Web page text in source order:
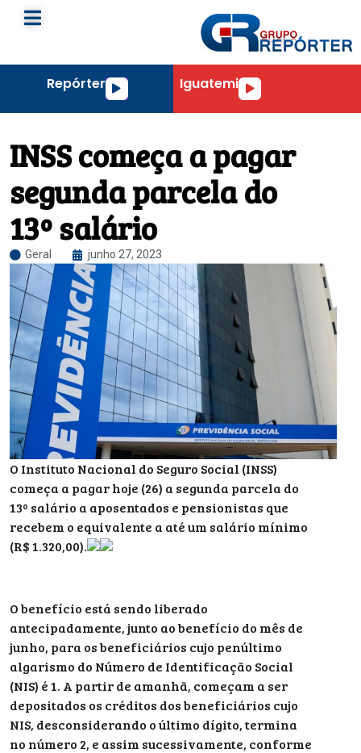
RepórterTocador
IguatemiTocador
INSS começa a pagar
segunda parcela do
13º salário
Geral junho 27, 2023
O Instituto Nacional do Seguro Social (INSS)
começa a pagar hoje (26) a segunda parcela do
13º salário a aposentados e pensionistas que
recebem o equivalente a até um salário mínimo
(R$ 1.320,00).
O benefício está sendo liberado
antecipadamente, junto ao benefício do mês de
junho, para os beneficiários cujo penúltimo
algarismo do Número de Identificação Social
(NIS) é 1. A partir de amanhã, começam a ser
depositados os créditos dos beneficiários cujo
NIS, desconsiderando o último dígito, termina
no número 2, e assim sucessivamente, conforme